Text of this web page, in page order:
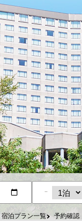
−
宿泊プラン一覧 予約確認